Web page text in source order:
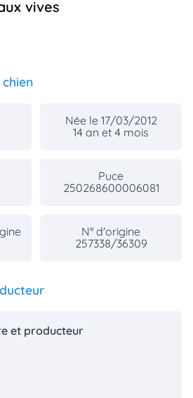
vives
Née le 17/03/2012
14 an et 4 mois
Puce
250268600006081
N° d'origine
257338/36309
et producteur